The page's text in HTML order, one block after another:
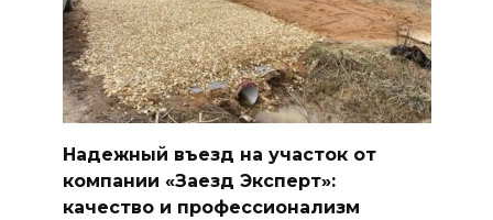
Надежный въезд на участок от
компании «Заезд Эксперт»:
качество и профессионализм